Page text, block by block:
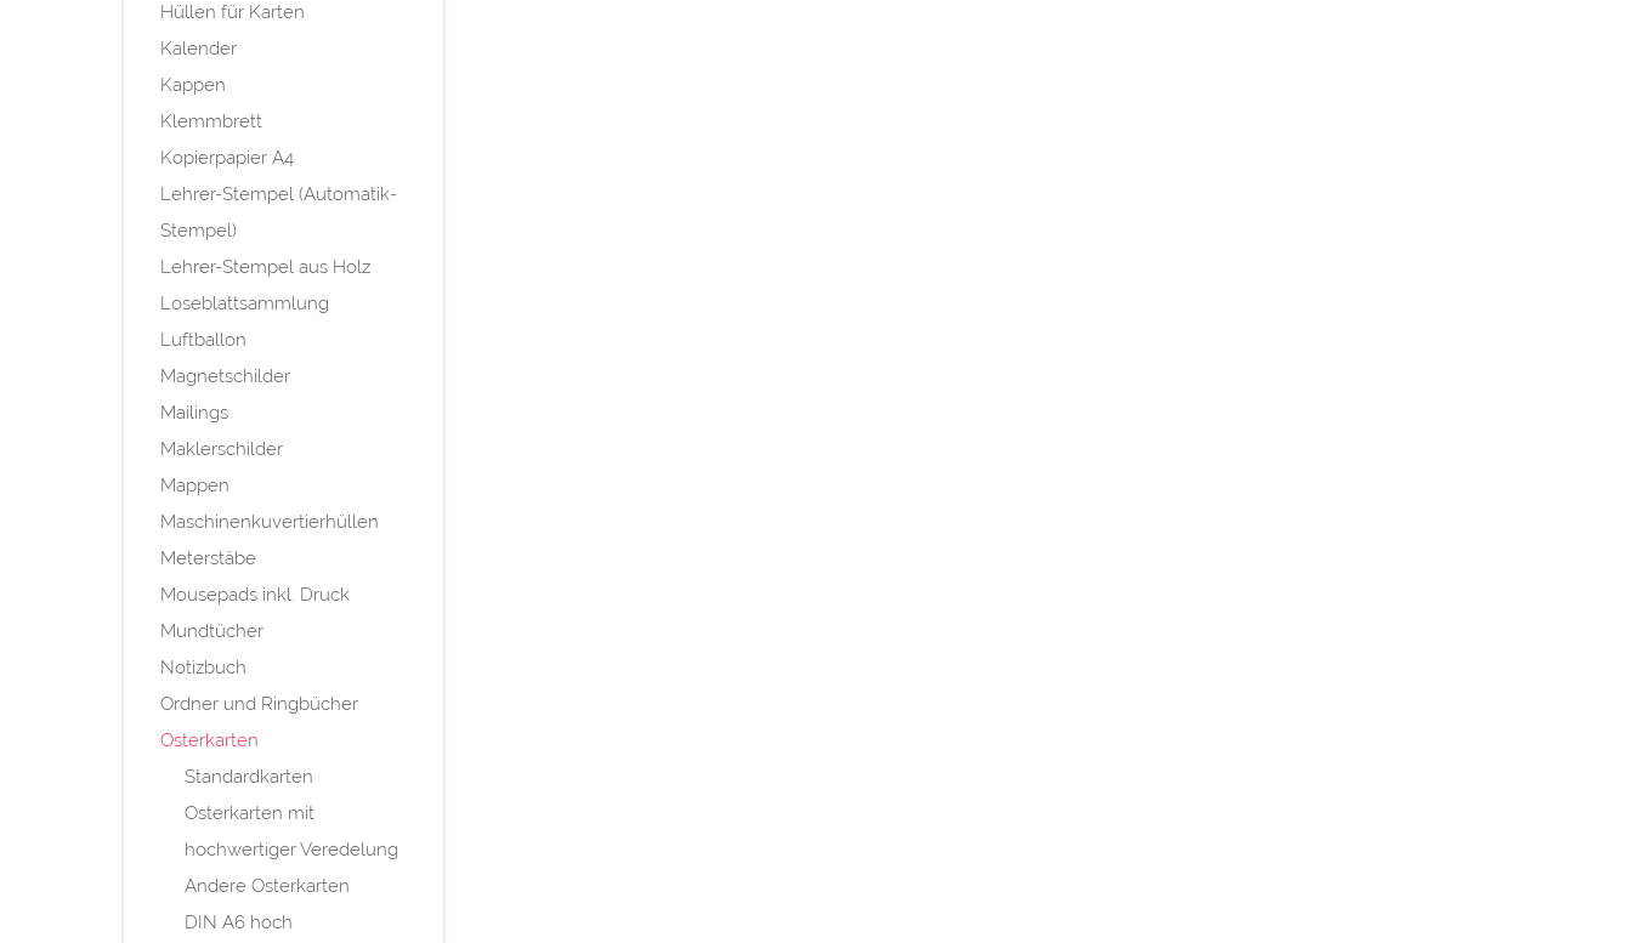
Hüllen für Karten
Kalender
Kappen
Klemmbrett
Kopierpapier A4
Lehrer-Stempel (Automatik-
Stempel)
Lehrer-Stempel aus Holz
Loseblattsammlung
Luftballon
Magnetschilder
Mailings
Maklerschilder
Mappen
Maschinenkuvertierhüllen
Meterstäbe
Mousepads inkl. Druck
Mundtücher
Notizbuch
Ordner und Ringbücher
Osterkarten
Standardkarten
Osterkarten mit
hochwertiger Veredelung
Andere Osterkarten
DIN A6 hoch